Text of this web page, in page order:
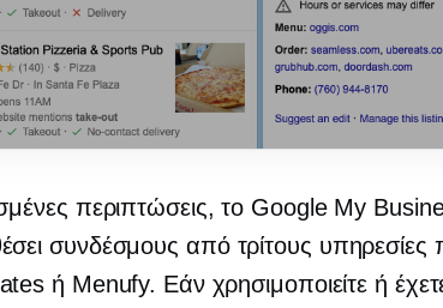
περιπτώσεις, το Google My
συνδέσμους από τρίτους υπηρεσίες
ή Menufy. Εάν χρησιμοποιείτε ή